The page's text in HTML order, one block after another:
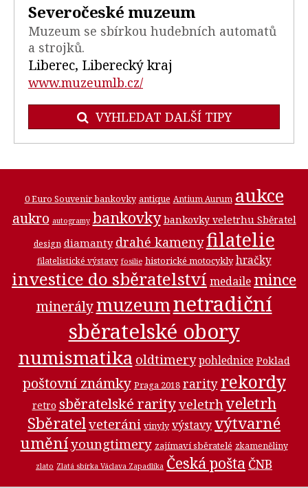
Severočeské muzeum
Muzeum se sbírkou hudebních automatů
a strojků.
Liberec, Liberecký kraj
www.muzeumlb.cz/
VYHLEDAT DALŠÍ TIPY
0 Euro Souvenir bankovky antique Antium Aurum aukce
aukro autogramy bankovky bankovky veletrhu Sběratel
design diamanty drahé kamenyfilatelie
filatelistické výstavy fosilie historické motocykly hračky
investice do sběratelství medaile mince
minerálymuzeumnetradiční
sběratelské obory
numismatika oldtimery pohlednice Poklad
poštovní známky Praga 2018 rarity rekordy
retro sběratelské rarityveletrhveletrh
Sběratelveteráni vinyly výstavyvýtvarné
uměníyoungtimery zajímaví sběratelé zkameněliny
zlato Zlatá sbírka Václava Zapadlíka Česká pošta ČNB